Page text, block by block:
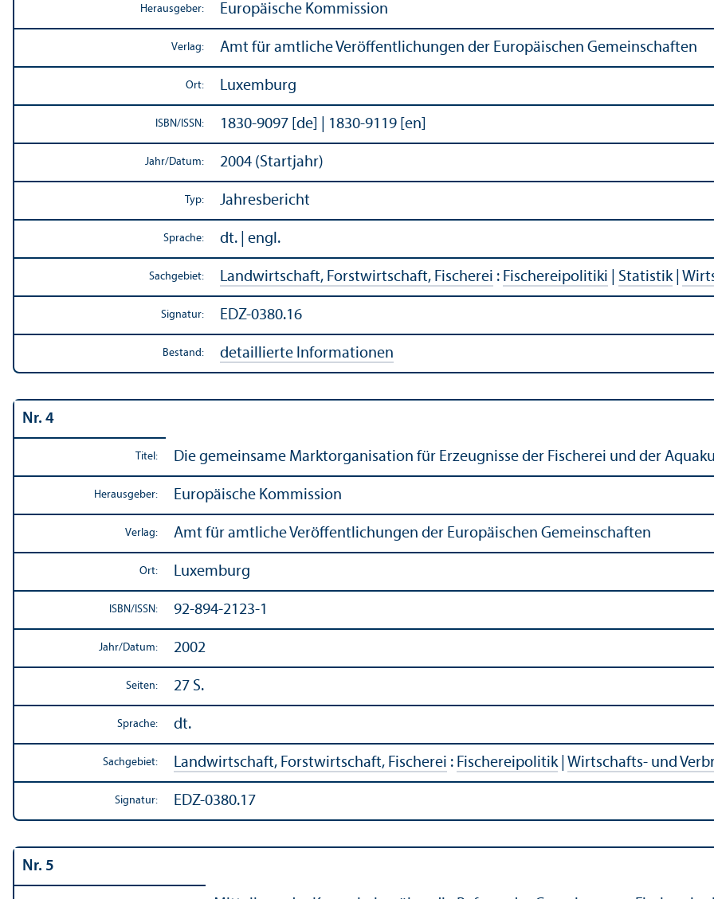
Herausgeber: Europäische Kommission
Verlag: Amt für amtliche Veröffentlichungen der Europäischen Gemeinschaften
Ort: Luxemburg
ISBN/ ISSN: 1830-9097 [de] | 1830-9119 [en]
Jahr/Datum: 2004 (Startjahr)
Typ: Jahresbericht
Sprache: dt. | engl.
Sachgebiet: Landwirtschaft, Forstwirtschaft, Fischerei : Fischereipolitiki Statistik|
Signatur: EDZ-0380.16
Bestand: detaillierte Informationen
Nr. 4
Titel: Die gemeinsame Markt­organisation für Erzeugnisse der Fischerei und der
Herausgeber: Europäische Kommission
Verlag: Amt für amtliche Veröffentlichungen der Europäischen Gemeinschaften
Ort: Luxemburg
ISBN/ ISSN: 92-894-2123-1
Jahr/Datum: 2002
Seiten: 27 S.
Sprache: dt.
Sachgebiet: Landwirtschaft, Forstwirtschaft, Fischerei : Fischereipolitik| Wirtschafts- und
Signatur: EDZ-0380.17
Nr. 5